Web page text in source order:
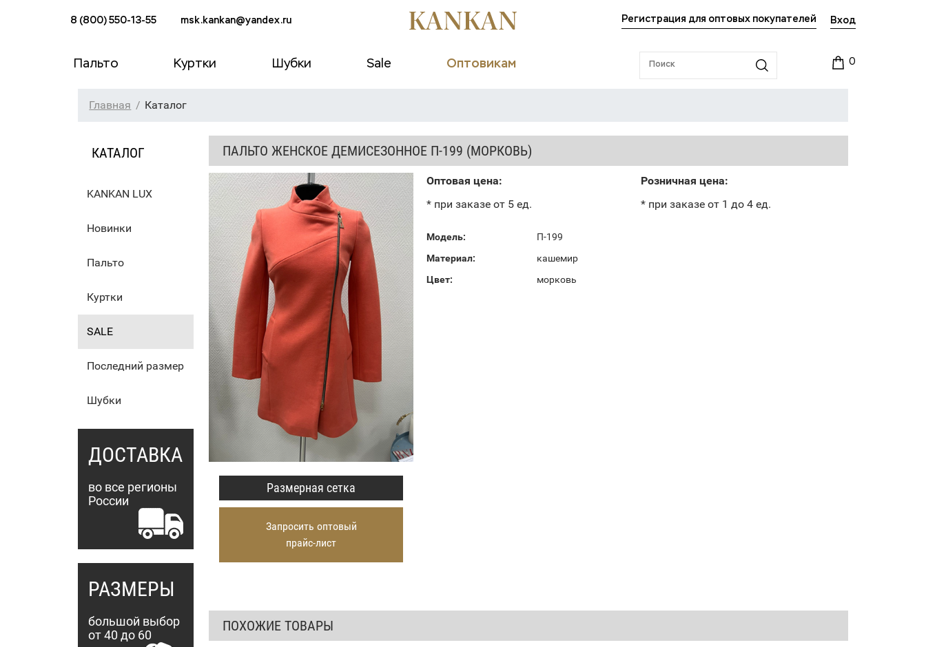
8 (800) 550-13-55 msk.kankan@yandex.ru Регистрация для оптовых покупателей Вход
Пальто Куртки Шубки Sale Оптовикам 0
Главная Каталог
КАТАЛОГ
KANKAN LUX
Новинки
Пальто
Куртки
SALE
Последний размер
Шубки
ДОСТАВКА
во все регионы
России
РАЗМЕРЫ
большой выбор
от 40 до 60
ПАЛЬТО ЖЕНСКОЕ ДЕМИСЕЗОННОЕ П-199 (МОРКОВЬ)
Размерная сетка
Запросить оптовый
прайс-лист
Оптовая цена:
* при заказе от 5 ед.
Розничная цена:
* при заказе от 1 до 4 ед.
Модель:
П-199
Материал:
кашемир
Цвет:
морковь
ПОХОЖИЕ ТОВАРЫ